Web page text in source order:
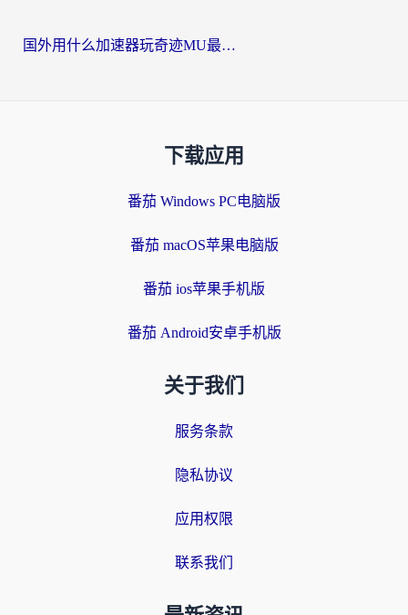
国外用什么加速器玩奇迹MU最好？2026海外玩家国服游戏加速全攻略
下载应用
番茄 Windows PC电脑版
番茄 macOS苹果电脑版
番茄 ios苹果手机版
番茄 Android安卓手机版
关于我们
服务条款
隐私协议
应用权限
联系我们